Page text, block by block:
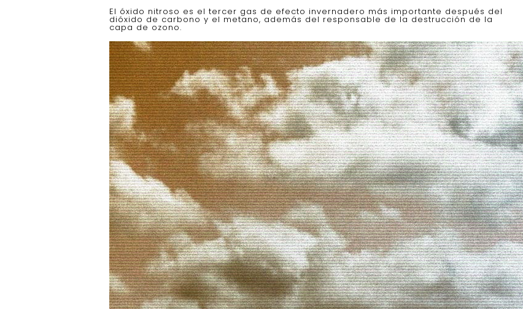
El óxido nitroso es el tercer gas de efecto invernadero más importante después del
dióxido de carbono y el metano, además del responsable de la destrucción de la
capa de ozono.